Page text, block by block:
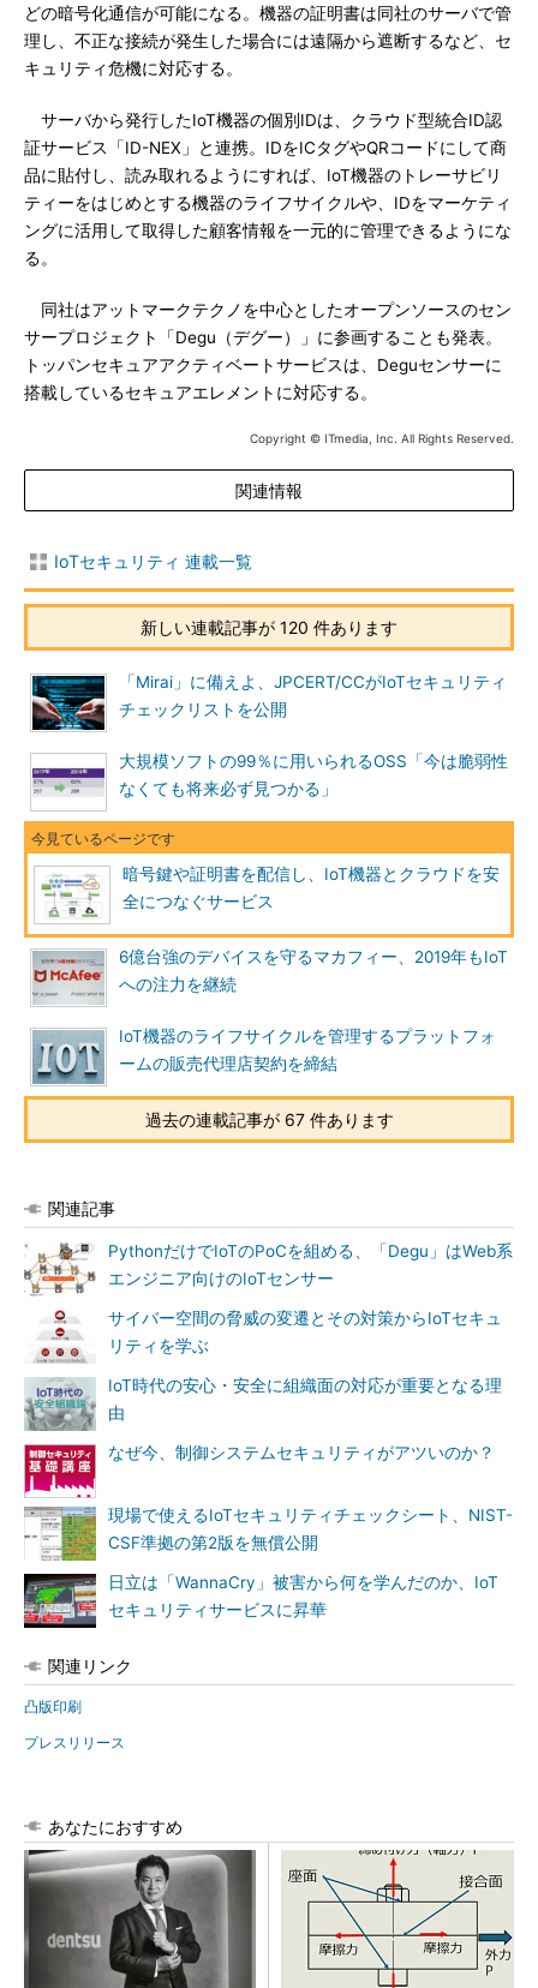
どの暗号化通信が可能になる。機器の証明書は同社のサーバで管
理し、不正な接続が発生した場合には遠隔から遮断するなど、セ
キュリティ危機に対応する。
サーバから発行したIoT機器の個別IDは、クラウド型統合ID認
証サービス「ID-NEX」と連携。IDをICタグやQRコードにして商
品に貼付し、読み取れるようにすれば、IoT機器のトレーサビリ
ティーをはじめとする機器のライフサイクルや、IDをマーケティ
ングに活用して取得した顧客情報を一元的に管理できるようにな
る。
同社はアットマークテクノを中心としたオープンソースのセン
サープロジェクト「Degu（デグー）」に参画することも発表。
トッパンセキュアアクティベートサービスは、Deguセンサーに
搭載しているセキュアエレメントに対応する。
Copyright © ITmedia, Inc. All Rights Reserved.
関連情報
IoTセキュリティ 連載一覧
新しい連載記事が 120 件あります
「Mirai」に備えよ、JPCERT/CCがIoTセキュリティ
チェックリストを公開
大規模ソフトの99％に用いられるOSS「今は脆弱性
なくても将来必ず見つかる」
暗号鍵や証明書を配信し、IoT機器とクラウドを安
全につなぐサービス
6億台強のデバイスを守るマカフィー、2019年もIoT
への注力を継続
IoT機器のライフサイクルを管理するプラットフォ
ームの販売代理店契約を締結
過去の連載記事が 67 件あります
関連記事
PythonだけでIoTのPoCを組める、「Degu」はWeb系
エンジニア向けのIoTセンサー
サイバー空間の脅威の変遷とその対策からIoTセキュ
リティを学ぶ
IoT時代の安心・安全に組織面の対応が重要となる理
由
なぜ今、制御システムセキュリティがアツいのか？
現場で使えるIoTセキュリティチェックシート、NIST-
CSF準拠の第2版を無償公開
日立は「WannaCry」被害から何を学んだのか、IoT
セキュリティサービスに昇華
関連リンク
凸版印刷
プレスリリース
あなたにおすすめ